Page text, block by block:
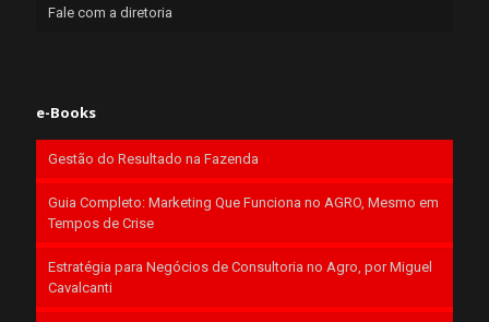
Fale com a diretoria
e-Books
Gestão do Resultado na Fazenda
Guia Completo: Marketing Que Funciona no AGRO, Mesmo em
Tempos de Crise
Estratégia para Negócios de Consultoria no Agro, por Miguel
Cavalcanti